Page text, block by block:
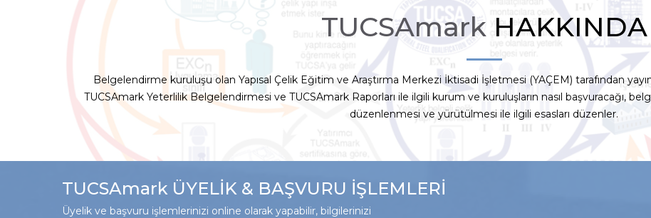
TUCSAmark HAKKINDA
Belgelendirme kuruluşu olan Yapısal Çelik Eğitim ve Araştırma Merkezi İktisadi İşletmesi (YAÇEM) tarafından
TUCSAmark Yeterlilik Belgelendirmesi ve TUCSAmark Raporları ile ilgili kurum ve kuruluşların nasıl başvuracağı,
düzenlenmesi ve yürütülmesi ile ilgili esasları düzenler.
TUCSAmark ÜYELİK & BAŞVURU İŞLEMLERİ
Üyelik ve başvuru işlemlerinizi online olarak yapabilir, bilgilerinizi